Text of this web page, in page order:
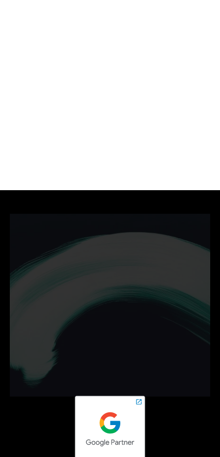
Ontdek hoe wij jouw
bedrijf helpen groeien met
campagnes die werken.
Neem vrijblijvend contact op en zet de volgende stap
Contact opnemen